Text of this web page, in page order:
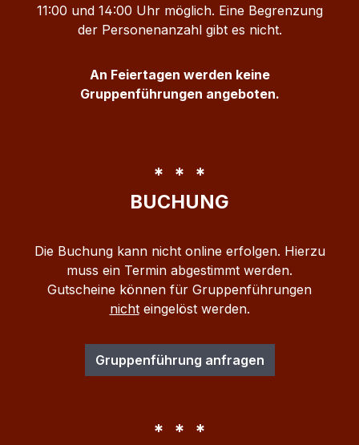
11:00 und 14:00 Uhr möglich. Eine Begrenzung
der Personenanzahl gibt es nicht.
An Feiertagen werden keine
Gruppenführungen angeboten.
* * *
BUCHUNG
Die Buchung kann nicht online erfolgen. Hierzu
muss ein Termin abgestimmt werden.
Gutscheine können für Gruppenführungen
nichteingelöst werden.
Gruppenführung anfragen
* * *